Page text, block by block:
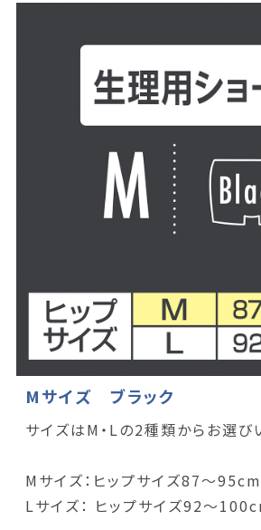
Mサイズ ブラック
サイズはM・Lの2種類からお選び
Mサイズ：ヒップサイズ87～95cm
Lサイズ： ヒップサイズ92～